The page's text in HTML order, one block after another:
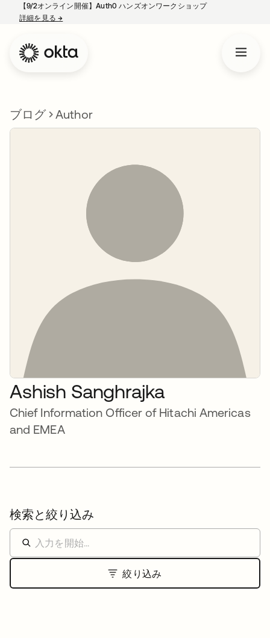
【9/2オンライン開催】Auth0 ハンズオンワークショップ
詳細を見る→
ブログ Author
Ashish Sanghrajka
Chief Information Officer of Hitachi Americas
and EMEA
検索と絞り込み
絞り込み